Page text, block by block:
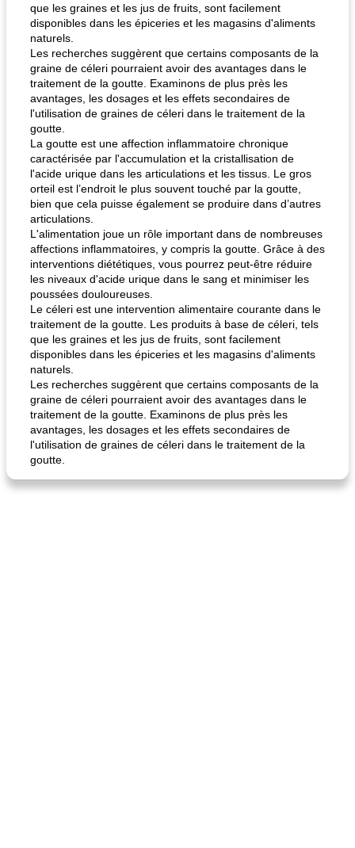
que les graines et les jus de fruits, sont facilement
disponibles dans les épiceries et les magasins d'aliments
naturels.
Les recherches suggèrent que certains composants de la
graine de céleri pourraient avoir des avantages dans le
traitement de la goutte. Examinons de plus près les
avantages, les dosages et les effets secondaires de
l'utilisation de graines de céleri dans le traitement de la
goutte.
La goutte est une affection inflammatoire chronique
caractérisée par l'accumulation et la cristallisation de
l'acide urique dans les articulations et les tissus. Le gros
orteil est l’endroit le plus souvent touché par la goutte,
bien que cela puisse également se produire dans d’autres
articulations.
L'alimentation joue un rôle important dans de nombreuses
affections inflammatoires, y compris la goutte. Grâce à des
interventions diététiques, vous pourrez peut-être réduire
les niveaux d'acide urique dans le sang et minimiser les
poussées douloureuses.
Le céleri est une intervention alimentaire courante dans le
traitement de la goutte. Les produits à base de céleri, tels
que les graines et les jus de fruits, sont facilement
disponibles dans les épiceries et les magasins d'aliments
naturels.
Les recherches suggèrent que certains composants de la
graine de céleri pourraient avoir des avantages dans le
traitement de la goutte. Examinons de plus près les
avantages, les dosages et les effets secondaires de
l'utilisation de graines de céleri dans le traitement de la
goutte.